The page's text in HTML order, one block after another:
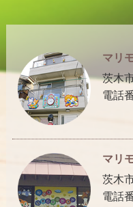
マリ
茨木
電話
マリ
茨木
電話